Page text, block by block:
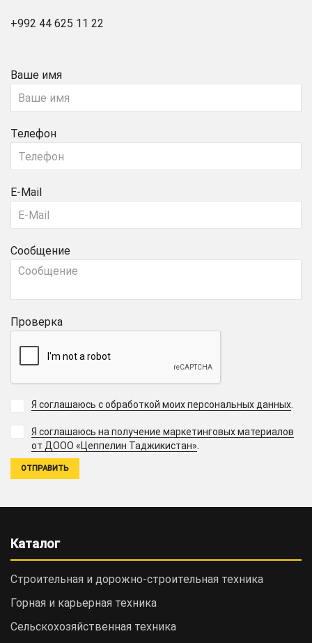
+992 44 625 11 22
Ваше имя
Телефон
E-Mail
Сообщение
Проверка
Я соглашаюсь с обработкой моих персональных данных
Я соглашаюсь на получение маркетинговых материалов
от ДООО «Цеппелин Таджикистан».
Каталог
Строительная и дорожно-cтроительная техника
Горная и карьерная техника
Сельскохозяйственная техника